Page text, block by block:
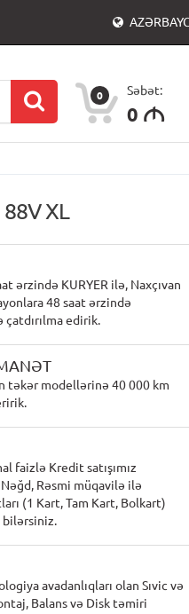
0 Səbət:
0 M
XL
ərzində KURYER ilə, Naxçıvan
48 saat ərzində
edirik.
təkər modellərinə 40 000 km
faizlə Kredit satışımız
Rəsmi müqavilə ilə
(1 Kart, Tam Kart, Bolkart)
bilərsiniz.
avadanlıqları olan Sıvic və
Balans və Disk təmiri